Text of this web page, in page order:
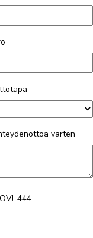
varten
OVJ-444